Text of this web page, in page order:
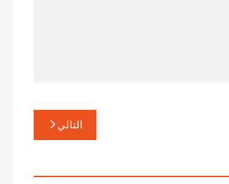
التالي